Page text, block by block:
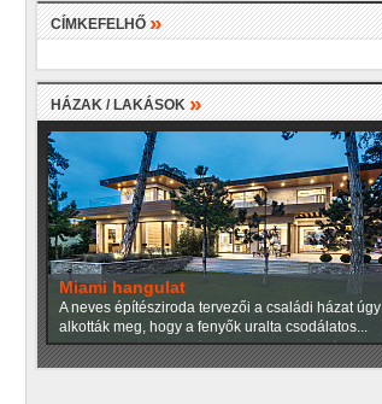
CÍMKEFELHŐ»
HÁZAK / LAKÁSOK »
Miami hangulat
A neves építésziroda tervezői a családi házat úgy
alkották meg, hogy a fenyők uralta csodálatos...